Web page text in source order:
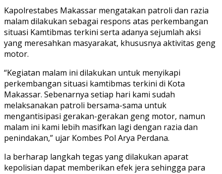
Kapolrestabes Makassar mengatakan patroli dan razia
malam dilakukan sebagai respons atas perkembangan
situasi Kamtibmas terkini serta adanya sejumlah aksi
yang meresahkan masyarakat, khususnya aktivitas geng
motor.
“Kegiatan malam ini dilakukan untuk menyikapi
perkembangan situasi kamtibmas terkini di Kota
Makassar. Sebenarnya setiap hari kami sudah
melaksanakan patroli bersama-sama untuk
mengantisipasi gerakan-gerakan geng motor, namun
malam ini kami lebih masifkan lagi dengan razia dan
penindakan,” ujar Kombes Pol Arya Perdana.
Ia berharap langkah tegas yang dilakukan aparat
kepolisian dapat memberikan efek jera sehingga para